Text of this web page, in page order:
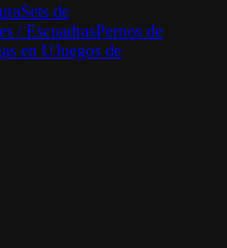
Sets de
/ EscuadrasPernos de
en UJuegos de